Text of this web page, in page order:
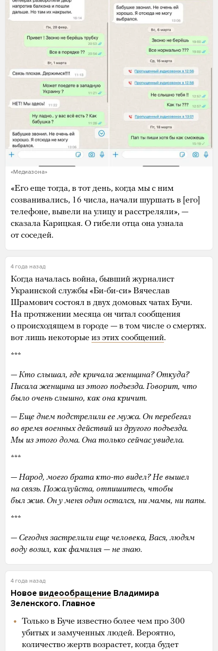
«Медиазона»
«Его еще тогда, в тот день, когда мы с ним
созванивались, 16 числа, начали шуршать в [его]
телефоне, вывели на улицу и расстреляли», —
сказала Карицкая. О гибели отца она узнала
от соседей.
4 года назад
Когда началась война, бывший журналист
Украинской службы «Би-би-си» Вячеслав
Шрамович состоял в двух домовых чатах Бучи.
На протяжении месяца он читал сообщения
о происходящем в городе — в том числе о смертях.
вот лишь некоторые из этих сообщений.
***
— Кто слышал, где кричала женщина? Откуда?
Писала женщина из этого подъезда. Говорит, что
было очень слышно, как она кричит.
— Еще днем подстрелили ее мужа. Он перебегал
во время военных действий из другого подъезда.
Мы из этого дома. Она только сейчас увидела.
***
— Народ, моего брата кто-то видел? Не вышел
на связь. Пожалуйста, отпишитесь, чтобы
был жив. Он у меня один остался, ни мамы, ни папы.
***
— Сегодня застрелили еще человека, Вася, людям
воду возил, как фамилия — не знаю.
4 года назад
Новое видеообращение Владимира
Зеленского. Главное
Только в Буче известно более чем про 300
убитых и замученных людей. Вероятно,
количество жертв возрастет, когда будет